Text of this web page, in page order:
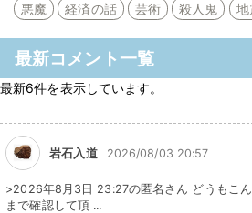
悪魔
経済の話 芸術 殺人鬼 地
最新コメント一覧
最新6件を表示しています。
岩石入道 2026/08/03 20:57
>2026年8月3日 23:27の匿名さん どうもこ
まで確認して頂 ...